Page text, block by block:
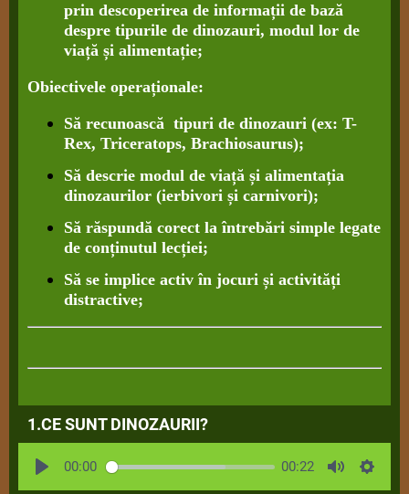
prin descoperirea de informații de bază
despre tipurile de dinozauri, modul lor de
viață și alimentație;
Obiectivele operaționale:
Să recunoască tipuri de dinozauri (ex: T-
Rex, Triceratops, Brachiosaurus);
Să descrie modul de viață și alimentația
dinozaurilor (ierbivori și carnivori);
Să răspundă corect la întrebări simple legate
de conținutul lecției;
Să se implice activ în jocuri și activități
distractive;
1.CE SUNT DINOZAURII?
00:00 00:22